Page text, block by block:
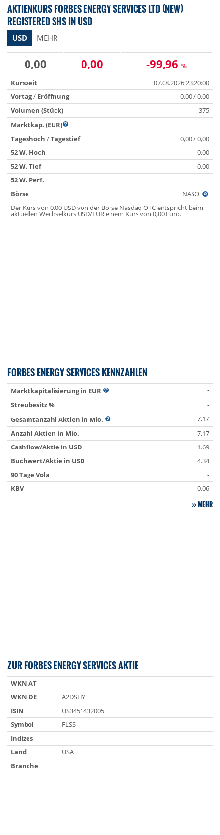
AKTIENKURS FORBES ENERGY SERVICES LTD (NEW)
REGISTERED SHS IN USD
USD MEHR
0,00 0,00 -99,96 %
Kurszeit
07.08.2026 23:20:00
Vortag/ Eröffnung
0,00 / 0,00
Volumen (Stück)
375
Marktkap. (EUR)
Tageshoch /Tagestief
0,00 / 0,00
52 W. Hoch
0,00
52 W. Tief
0,00
52 W. Perf.
Börse
NASO
Der Kurs von 0,00 USD von der Börse Nasdaq OTC entspricht beim
aktuellen Wechselkurs USD/EUR einem Kurs von 0,00 Euro.
FORBES ENERGY SERVICES KENNZAHLEN
Marktkapitalisierung in EUR
-
Streubesitz %
-
Gesamtanzahl Aktien in Mio.
7.17
Anzahl Aktien in Mio.
7.17
Cashflow/Aktie in USD
1.69
Buchwert/Aktie in USD
4.34
90 Tage Vola
-
KBV
0.06
MEHR
ZUR FORBES ENERGY SERVICES AKTIE
WKN AT
WKN DE
A2DSHY
ISIN
US3451432005
Symbol
FLSS
Indizes
Land
USA
Branche